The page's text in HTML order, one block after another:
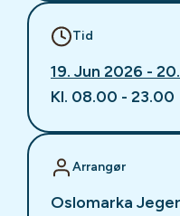
Tid
19. Jun 2026 -
Kl. 08.00 - 23.00
Arrangør
Oslomarka